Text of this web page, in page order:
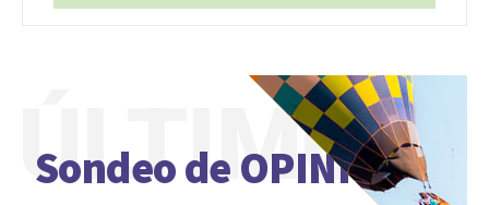
Sondeo de OPINIÓN
ÚLTIMO